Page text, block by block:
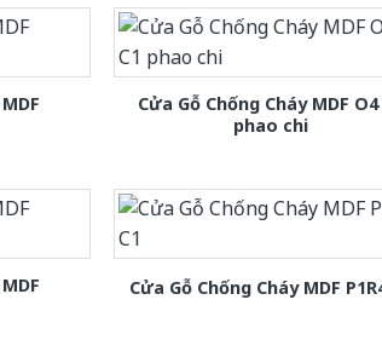
Cửa Gỗ Chống Cháy MDF O4
phao chi
Cửa Gỗ Chống Cháy MDF